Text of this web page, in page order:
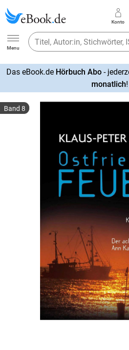
Ebook.de
Menu
Konto
Das eBook.de Hörbuch Abo-
monatlich!
Band 8